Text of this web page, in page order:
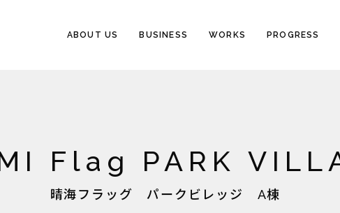
ABOUT US BUSINESS WORKS PROGRESS
Flag PARK
晴海フラッグ パークビレッジ A棟